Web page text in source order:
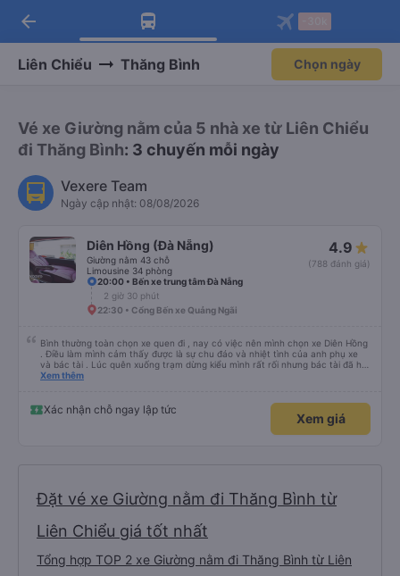
Tải app Vexere ngay!
Nhận ưu đãi thành viên độc
Mở app
Tải app Vexere
-30k/ghế khi đặt vé máy bay qua
Mở app
arrow_back
Liên Chiểu Thăng Bình Chọn ngày
Vé xe Giường nằm của 5 nhà xe từ Liên Chiểu
đi Thăng Bình: 3 chuyến mỗi ngày
Vexere Team
Ngày cập nhật: 08/08/2026
Diên Hồng (Đà Nẵng)
Giường nằm 43 chỗ
Limousine 34 phòng
4.9
(788 đánh giá)
20:00 • Bến xe trung tâm Đà Nẵng
2 giờ 30 phút
22:30 • Cổng Bến xe Quảng Ngãi
Bình thường toàn chọn xe quen đi , nay có việc nên mình chọn xe Diên Hồng
. Điều làm mình cảm thấy được là sự chu đáo và nhiệt tình của anh phụ xe
và bác tài . Lúc quên xuống trạm dừng kiểu mình rất rối nhưng bác tài đã hỗ
trợ mình về tận nhà . 10 điểm chất lượng 🥰
Xem thêm
Xác nhận chỗ ngay lập tức
Xem giá
Đặt vé xe Giường nằm đi Thăng Bình từ
Liên Chiểu giá tốt nhất
Tổng hợp TOP 2 xe Giường nằm đi Thăng Bình từ Liên